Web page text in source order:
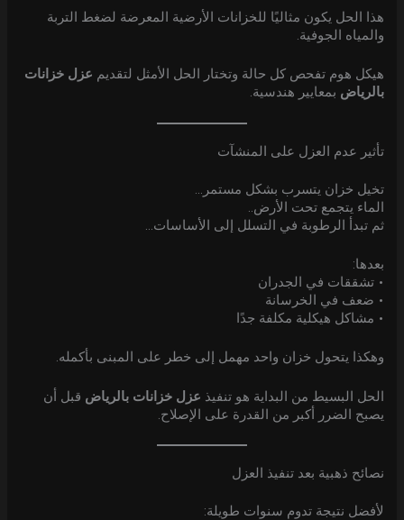
هذا الحل يكون مثاليًا للخزانات الأرضية المعرضة لضغط التربة
والمياه الجوفية.
هيكل هوم تفحص كل حالة وتختار الحل الأمثل لتقديم عزل خزانات
بالرياض بمعايير هندسية.
تأثير عدم العزل على المنشآت
تخيل خزان يتسرب بشكل مستمر…
الماء يتجمع تحت الأرض..
ثم تبدأ الرطوبة في التسلل إلى الأساسات…
بعدها:
• تشققات في الجدران
• ضعف في الخرسانة
• مشاكل هيكلية مكلفة جدًا
وهكذا يتحول خزان واحد مهمل إلى خطر على المبنى بأكمله.
الحل البسيط من البداية هو تنفيذ عزل خزانات بالرياض قبل أن
يصبح الضرر أكبر من القدرة على الإصلاح.
نصائح ذهبية بعد تنفيذ العزل
لأفضل نتيجة تدوم سنوات طويلة: